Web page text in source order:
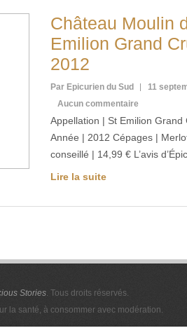
Château Moulin
Emilion Grand
2012
Par Epicurien du Sud
11
Aucun commentaire
Appellation | St Emilion
Année | 2012 Cépages |
conseillé | 14,99 € L’avis
Lire la suite
Stories. Tous droits réservés.
la santé, à consommer avec modération.